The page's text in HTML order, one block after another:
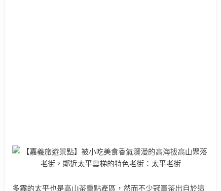
多霧的太平也是高山茶重點產區，然而不少冠軍茶出自於這